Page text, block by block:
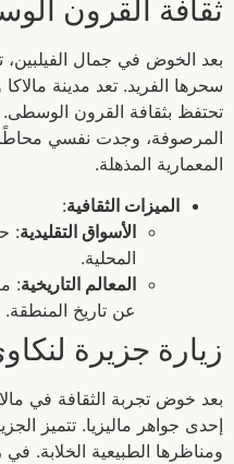
ثقافة القرون
بعد الخوض في جمال الفيلبين،
سحرها الفريد. تعد مدينة
تحتفظ بثقافة القرون
المرصوفة، وجدت نفسي محاطًا
المعمارية المذهلة.
الميزات الثقافية:
الأسواق التقليدية:
المحلية.
المعالم التاريخية:
عن تاريخ المنطقة.
زيارة جزيرة
بعد خوض تجربة الثقافة في
إحدى جواهر ماليزيا. تتميز
ومناظرها الطبيعية الخلابة.